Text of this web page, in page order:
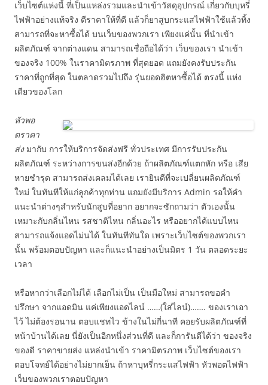
เว็บไซต์แห่งนี้ ที่เป็นแหล่งรวมและนำเข้าวัสดุอุปกรณ์ เกี่ยวกับบุหรี่
ไฟฟ้าอย่างแท้จริง ตีราคาให้ที่ดี แล้วก็ยาสูบกระแสไฟฟ้าใช้แล้วทิ้ง
สามารถที่จะหาซื้อได้ บนเว็บของพวกเรา เพียงแค่นั้น ที่นำเข้า
ผลิตภัณฑ์ จากต่างแดน สามารถเชื่อถือได้ว่า เว็บของเรา นำเข้า
ของจริง 100% ในราคามิตรภาพ ที่สุดยอด แถมยังคงรับประกัน
ราคาที่ถูกที่สุด ในตลาดรวมไปถึง รุ่นยอดฮิตหาซื้อได้ ตรงนี้ แห่ง
เดียวของโลก
หัวพอ
ตราคา
ส่งมากับ การให้บริการจัดส่งฟรี ทั่วประเทศ มีการรับประกัน
ผลิตภัณฑ์ ระหว่างการขนส่งอีกด้วย ถ้าผลิตภัณฑ์แตกหัก หรือ เสีย
หายชำรุด สามารถส่งเคลมได้เลย เรายินดีที่จะเปลี่ยนผลิตภัณฑ์
ใหม่ ในทันทีให้แก่ลูกค้าทุกท่าน แถมยังมีบริการ Admin รอให้คำ
แนะนำต่างๆสำหรับนักสูบที่อยาก อยากจะซักถามว่า ตัวเองนั้น
เหมาะกับกลิ่นไหน รสชาติไหน กลิ่นอะไร หรืออยากได้แบบไหน
สามารถแจ้งแอดไม่นได้ ในทันทีทันใด เพราะเว็บไซต์ของพวกเรา
นั้น พร้อมตอบปัญหา และก็แนะนำอย่างเป็นมิตร 1 วัน ตลอดระยะ
เวลา
หรือหากว่าเลือกไม่ได้ เลือกไม่เป็น เป็นมือใหม่ สามารถขอคำ
ปรึกษา จากแอดมิน แค่เพียงแอดไลน์ ……(ใส่ไลน์)……. ของเราเอา
ไว้ ไม่ต้องรอนาน ตอบแชทไว ข้างในไม่กี่นาที คอยรับผลิตภัณฑ์ที่
หน้าบ้านได้เลย นี่ยังเป็นอีกหนึ่งส่วนที่ดี และก็การันตีได้ว่า ของจริง
ของดี ราคาขายส่ง แหล่งนำเข้า ราคามิตรภาพ เว็บไซต์ของเรา
ตอบโจทย์ได้อย่างไม่ยากเย็น ถ้าหาบุหรี่กระแสไฟฟ้า หัวพอตไฟฟ้า
เว็บของพวกเราตอบปัญหา